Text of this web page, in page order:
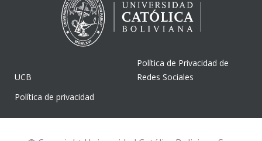
UCB
Política de Privacidad de
Redes Sociales
Política de privacidad